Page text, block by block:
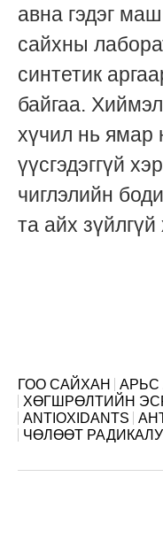
авна гэдэг
сайхны
синтетик
байгаа.
хүчил нь ямар
үүсгэдэггүй
чиглэлийн
та айх зүйлгүй
ГОО САЙХАН
АРЬС
ХӨГШРӨЛТИЙН
ANTIOXIDANTS
ЧӨЛӨӨТ